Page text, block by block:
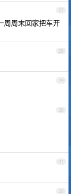
27
周周末回家把车开
28
29
30
31
32